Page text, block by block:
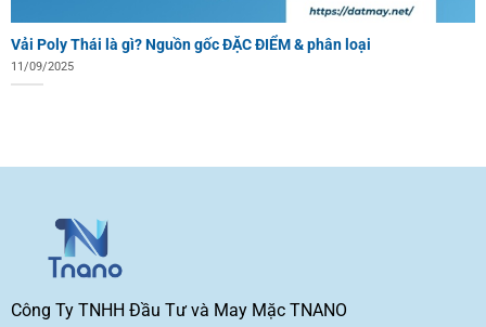
Vải Poly Thái là gì? Nguồn gốc ĐẶC ĐIỂM & phân loại
11/09/2025
Công Ty TNHH Đầu Tư và May Mặc TNANO